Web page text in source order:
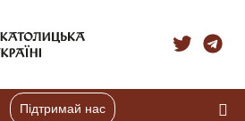
Підтримай нас